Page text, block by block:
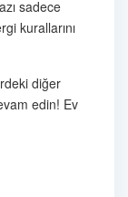
sadece
kurallarını
diğer
edin! Ev